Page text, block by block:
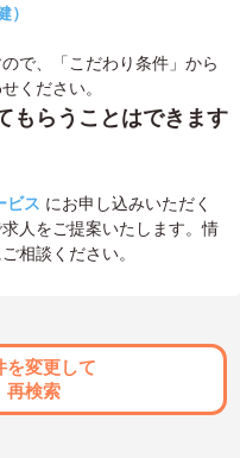
で、「こだわり条件」から
ください。
もらうことはできます
ビス にお申し込みいただく
人をご提案いたします。情
相談ください。
を変更して
再検索